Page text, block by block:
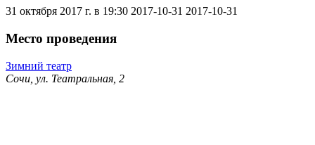
31 октября 2017 г. в 19:30 2017-10-31 2017-10-31
Место проведения
Зимний театр
Сочи, ул. Театральная, 2